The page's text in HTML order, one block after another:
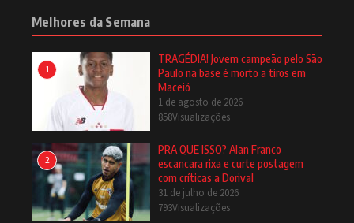
Melhores da Semana
1
TRAGÉDIA! Jovem campeão pelo São
Paulo na base é morto a tiros em
Maceió
1 de agosto de 2026
858Visualizações
2
PRA QUE ISSO? Alan Franco
escancara rixa e curte postagem
com críticas a Dorival
31 de julho de 2026
793Visualizações